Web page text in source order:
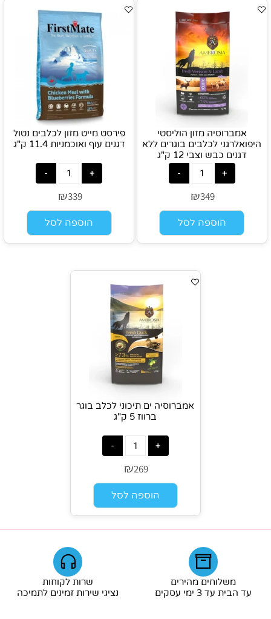
אמברוסיה מזון הוליסטי
היפואלרגני לכלבים בוגרים ללא
דגנים כבש וצבי 12 ק"ג
₪349
הוספה לסל
פירסט מייט מזון לכלבים נטול
דגנים עוף ואוכמניות 11.4 ק"ג
₪339
הוספה לסל
אמברוסיה ים תיכוני לכלב בוגר
ברווז 5 ק"ג
₪269
הוספה לסל
משלוחים מהירים
עד הבית עד 3 ימי עסקים
שרות לקוחות
נציגי שירות זמינים לתמיכה